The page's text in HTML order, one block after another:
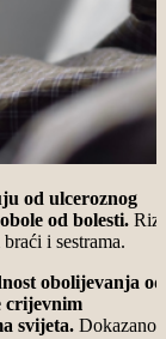
od ulceroznog
od bolesti.
i sestrama.
obolijevanja od
crijevnim
svijeta.Dokazano